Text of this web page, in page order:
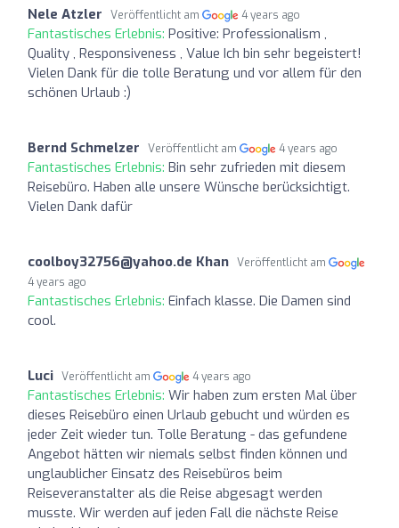
Nele Atzler Veröffentlicht am 4 years ago
Fantastisches Erlebnis: Positive: Professionalism ,
Quality , Responsiveness , Value Ich bin sehr begeistert!
Vielen Dank für die tolle Beratung und vor allem für den
schönen Urlaub :)
Bernd Schmelzer Veröffentlicht am 4 years ago
Fantastisches Erlebnis: Bin sehr zufrieden mit diesem
Reisebüro. Haben alle unsere Wünsche berücksichtigt.
Vielen Dank dafür
coolboy32756@yahoo.de Khan Veröffentlicht am
4 years ago
Fantastisches Erlebnis: Einfach klasse. Die Damen sind
cool.
Luci Veröffentlicht am 4 years ago
Fantastisches Erlebnis: Wir haben zum ersten Mal über
dieses Reisebüro einen Urlaub gebucht und würden es
jeder Zeit wieder tun. Tolle Beratung - das gefundene
Angebot hätten wir niemals selbst finden können und
unglaublicher Einsatz des Reisebüros beim
Reiseveranstalter als die Reise abgesagt werden
musste. Wir werden auf jeden Fall die nächste Reise